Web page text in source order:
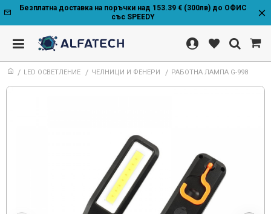
Безплатна доставка на поръчки над 153.39 € (300лв) до ОФИС
със SPEEDY
LED ОСВЕТЛЕНИЕ ЧЕЛНИЦИ И ФЕНЕРИ РАБОТНА ЛАМПА G-998